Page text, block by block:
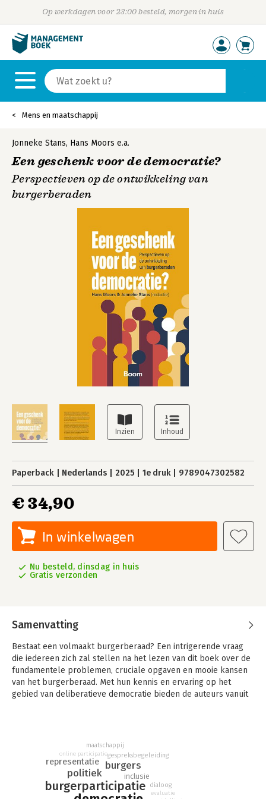
Op werkdagen voor 23:00 besteld, morgen in huis
Mens en maatschappij
Jonneke Stans, Hans Moors e.a.
Een geschenk voor de democratie?
Perspectieven op de ontwikkeling van
burgerberaden
Paperback Nederlands 2025 1e druk 9789047302582
€ 34,90
In winkelwagen
Nu besteld, dinsdag in huis
Gratis verzonden
Samenvatting
Bestaat een volmaakt burgerberaad? Een intrigerende vraag
die iedereen zich zal stellen na het lezen van dit boek over de
fundamentele problemen, cruciale opgaven en mooie kansen
van het burgerberaad. Met hun kennis en ervaring op het
gebied van deliberatieve democratie bieden de auteurs vanuit
Dit boek biedt recente inzichten uit wetenschap en praktijk
over representatie, inclusie, selectie, vraagstelling,
gespreksbegeleiding, online kansen, evaluatie, en nieuwe
vormen van participatie. Dit boek toont dat er nog veel
burgerparticipatie
politiek
burgers
representatie
inclusie
online participatie
maatschappij
gespreksbegeleiding
dialoog
evaluatie